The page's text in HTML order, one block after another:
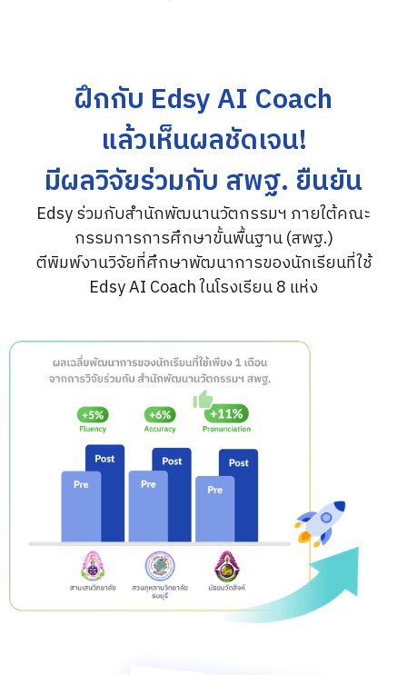
ฝึกกับ Edsy AI Coach
แล้วเห็นผลชัดเจน!
มีผลวิจัยร่วมกับ สพฐ. ยืนยัน
Edsy ร่วมกับสำนักพัฒนานวัตกรรมฯ ภายใต้คณะ
กรรมการการศึกษาขั้นพื้นฐาน (สพฐ.)
ตีพิมพ์งานวิจัยที่ศึกษาพัฒนาการของนักเรียนที่ใช้
Edsy AI Coach ในโรงเรียน 8 แห่ง